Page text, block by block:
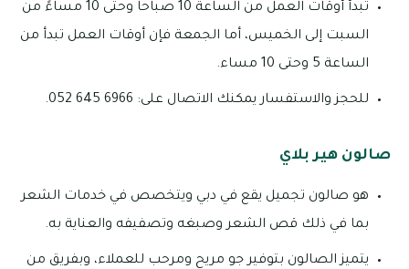
تبدأ أوقات العمل من الساعة 10 صباحاً وحتى 10 مساءً من
السبت إلى الخميس، أما الجمعة فإن أوقات العمل تبدأ من
الساعة 5 وحتى 10 مساء.
للحجز والاستفسار يمكنك الاتصال على: 6966 645 052.
صالون هير بلاي
هو صالون تجميل يقع في دبي ويتخصص في خدمات الشعر
بما في ذلك قص الشعر وصبغه وتصفيفه والعناية به.
يتميز الصالون بتوفير جو مريح ومرحب للعملاء، وبفريق من